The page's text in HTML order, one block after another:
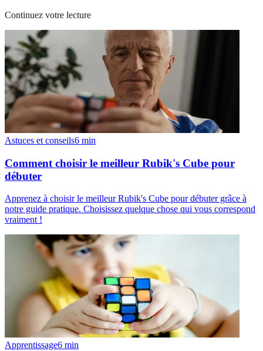
Continuez votre lecture
Astuces et conseils6 min
Comment choisir le meilleur Rubik's Cube pour
débuter
Apprenez à choisir le meilleur Rubik's Cube pour débuter grâce à
notre guide pratique. Choisissez quelque chose qui vous correspond
vraiment !
Apprentissage6 min